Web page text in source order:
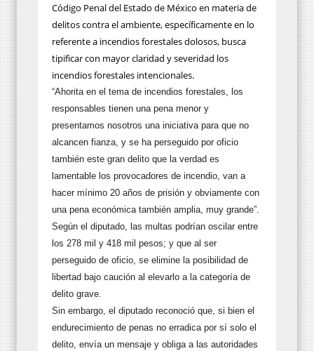
Código Penal del Estado de México en materia de
delitos contra el ambiente, específicamente en lo
referente a incendios forestales dolosos, busca
tipificar con mayor claridad y severidad los
incendios forestales intencionales.
“Ahorita en el tema de incendios forestales, los
responsables tienen una pena menor y
presentamos nosotros una iniciativa para que no
alcancen fianza, y se ha perseguido por oficio
también este gran delito que la verdad es
lamentable los provocadores de incendio, van a
hacer mínimo 20 años de prisión y obviamente con
una pena económica también amplia, muy grande”.
Según el diputado, las multas podrían oscilar entre
los 278 mil y 418 mil pesos; y que al ser
perseguido de oficio, se elimine la posibilidad de
libertad bajo caución al elevarlo a la categoría de
delito grave.
Sin embargo, el diputado reconoció que, si bien el
endurecimiento de penas no erradica por sí solo el
delito, envía un mensaje y obliga a las autoridades